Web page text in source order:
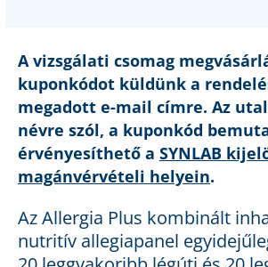
A vizsgálati csomag
kuponkódot küldünk a
megadott e-mail címre. Az
névre szól, a kuponkód
érvényesíthető a SYNLAB
magánvérvételi helyein.
Az Allergia Plus kombinált
nutritív allegiapanel